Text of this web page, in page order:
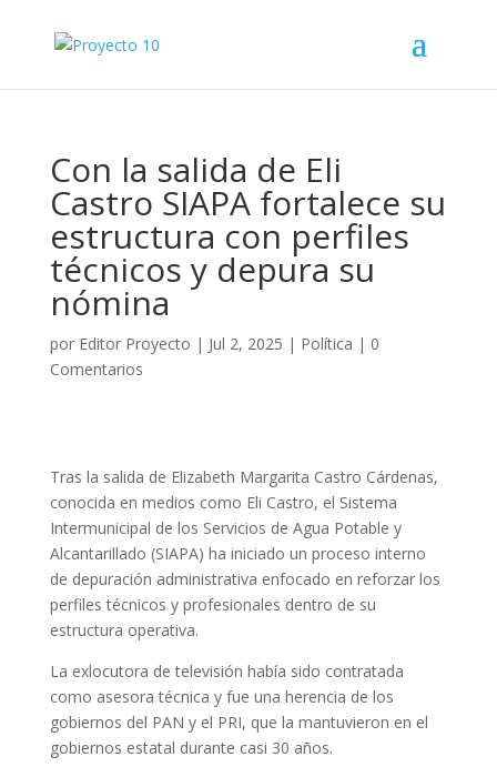
Con la salida de Eli
Castro SIAPA fortalece su
estructura con perfiles
técnicos y depura su
nómina
por Editor Proyecto | Jul 2, 2025 | Política | 0
Comentarios
Tras la salida de Elizabeth Margarita Castro Cárdenas,
conocida en medios como Eli Castro, el Sistema
Intermunicipal de los Servicios de Agua Potable y
Alcantarillado (SIAPA) ha iniciado un proceso interno
de depuración administrativa enfocado en reforzar los
perfiles técnicos y profesionales dentro de su
estructura operativa.
La exlocutora de televisión había sido contratada
como asesora técnica y fue una herencia de los
gobiernos del PAN y el PRI, que la mantuvieron en el
gobiernos estatal durante casi 30 años.